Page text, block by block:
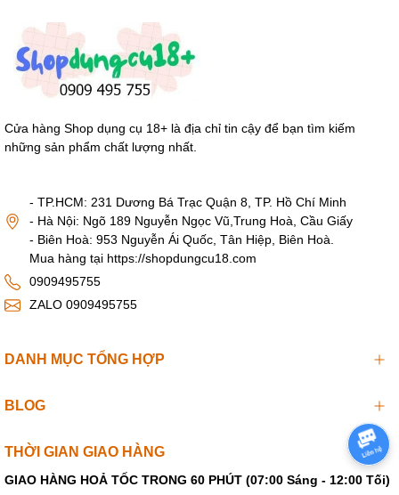
Sử dụng Dương vật giả không dây rung ngoáy 8.5 inch
bôi trơn tuột để cuộc yêu thêm phần thăng
hoa và trơn trượt hơn không gây đau trong quan hệ ,
nên vệ sinh sạch dương vật giả sau mỗi lần sử dụng.
Cửa hàng Shop dụng cụ 18+ là địa chỉ tin cậy để bạn tìm kiếm
những sản phẩm chất lượng nhất.
- TP.HCM: 231 Dương Bá Trạc Quận 8, TP. Hồ Chí Minh
- Hà Nội: Ngõ 189 Nguyễn Ngọc Vũ,Trung Hoà, Cầu Giấy
- Biên Hoà: 953 Nguyễn Ái Quốc, Tân Hiệp, Biên Hoà.
Mua hàng tại https://shopdungcu18.com
0909495755
ZALO 0909495755
DANH MỤC TỔNG HỢP
BLOG
THỜI GIAN GIAO HÀNG
GIAO HÀNG HOẢ TỐC TRONG 60 PHÚT (07:00 Sáng - 12:00 Tối)